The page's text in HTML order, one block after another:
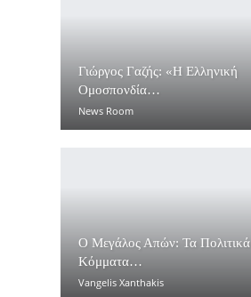
Γιώργος Γαζής: «Η Ελληνική
Ομοσπονδία…
News Room
Ο Μεγάλος Απών: Τα Πολιτικά
Κόμματα…
Vangelis Xanthakis